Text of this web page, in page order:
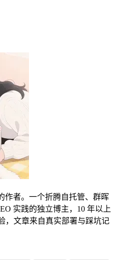
作者。一个折腾自托管、群晖
实践的独立博主，10 年以上
，文章来自真实部署与踩坑记